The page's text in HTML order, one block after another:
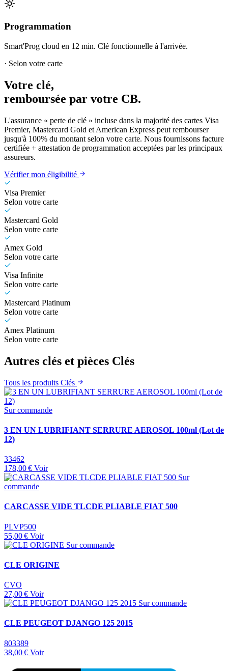
Programmation
Smart'Prog cloud en 12 min. Clé fonctionnelle à l'arrivée.
· Selon votre carte
Votre clé,
remboursée par votre CB.
L'assurance « perte de clé » incluse dans la majorité des cartes Visa
Premier, Mastercard Gold et American Express peut rembourser
jusqu'à 100% du montant selon votre carte. Nous fournissons facture
certifiée + attestation de programmation acceptées par les principaux
assureurs.
Vérifier mon éligibilité
Visa Premier
Selon votre carte
Mastercard Gold
Selon votre carte
Amex Gold
Selon votre carte
Visa Infinite
Selon votre carte
Mastercard Platinum
Selon votre carte
Amex Platinum
Selon votre carte
Autres clés et pièces Clés
Tous les produits Clés
Sur commande
3 EN UN LUBRIFIANT SERRURE AEROSOL 100ml (Lot de
12)
33462
178,00 € Voir
Sur
commande
CARCASSE VIDE TLCDE PLIABLE FIAT 500
PLVP500
55,00 € Voir
Sur commande
CLE ORIGINE
CVO
27,00 € Voir
Sur commande
CLE PEUGEOT DJANGO 125 2015
803389
38,00 € Voir